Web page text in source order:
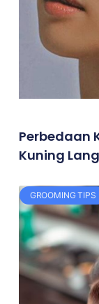
Perbedaan
Kuning
GROOMING TIPS